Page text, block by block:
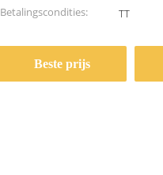
Betalingscondities:
TT
Beste prijs